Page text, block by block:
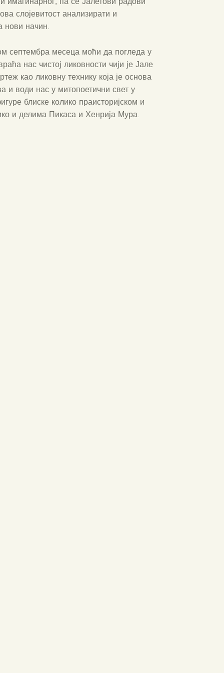
слојевитост анализирати и
нови начин.
септембра месеца моћи да погледа у
нас чистој ликовности чији је Јале
као ликовну технику која је основа
и води нас у митопоетични свет у
блиске колико праисторијском и
и делима Пикаса и Хенрија Мура.